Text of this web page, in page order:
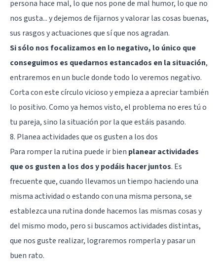
persona hace mal, lo que nos pone de mal humor, lo que no
nos gusta... y dejemos de fijarnos y valorar las cosas buenas,
sus rasgos y actuaciones que sí que nos agradan.
Si sólo nos focalizamos en lo negativo, lo único que
conseguimos es quedarnos estancados en la situación,
entraremos en un bucle donde todo lo veremos negativo.
Corta con este círculo vicioso y empieza a apreciar también
lo positivo. Como ya hemos visto, el problema no eres tú o
tu pareja, sino la situación por la que estáis pasando.
8. Planea actividades que os gusten a los dos
Para romper la rutina puede ir bien planear actividades
que os gusten a los dos y podáis hacer juntos. Es
frecuente que, cuando llevamos un tiempo haciendo una
misma actividad o estando con una misma persona, se
establezca una rutina donde hacemos las mismas cosas y
del mismo modo, pero si buscamos actividades distintas,
que nos guste realizar, lograremos romperla y pasar un
buen rato.